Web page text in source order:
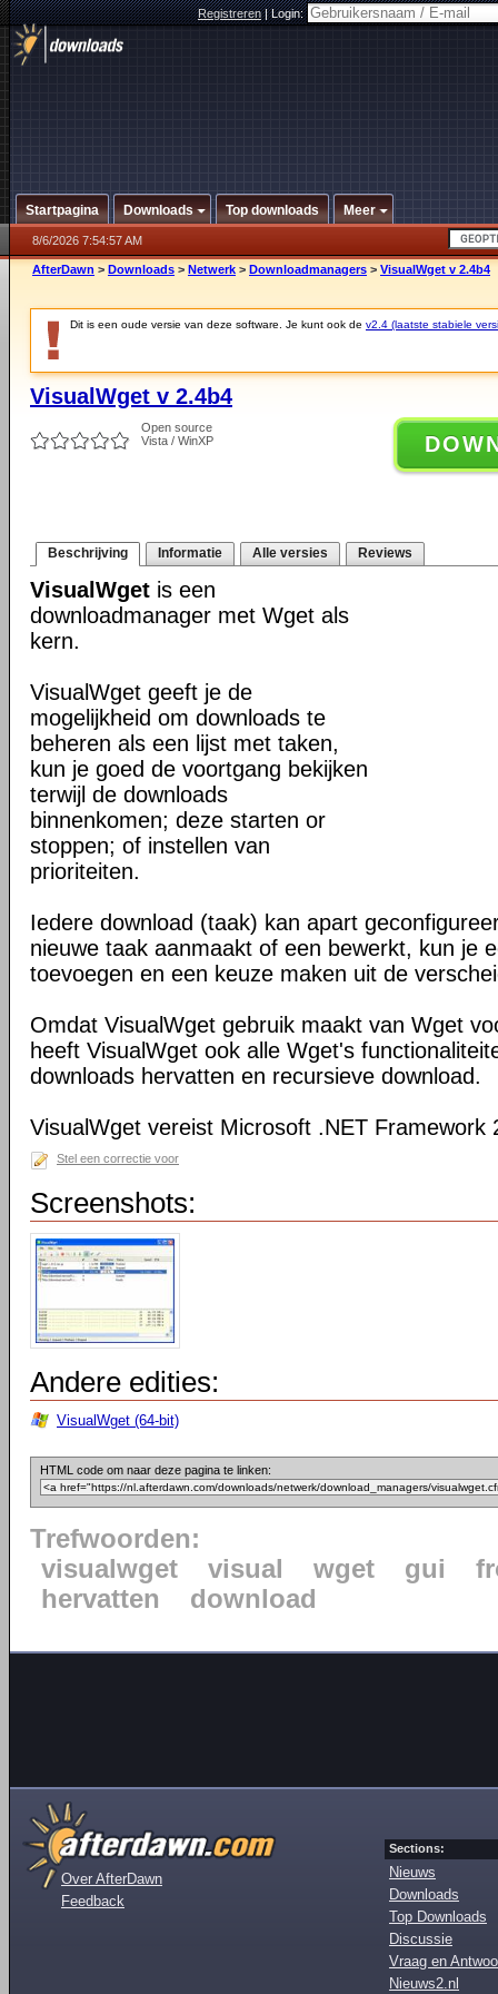
Registreren|Login:
Startpagina Downloads Top downloads Meer
8/6/2026 7:54:57 AM
AfterDawn > Downloads > Netwerk > Downloadmanagers > VisualWget v 2.4b4
Dit is een oude versie van deze software. Je kunt ook de v2.4 (laatste stabiele
VisualWget v 2.4b4
Open source
Vista / WinXP
Beschrijving Informatie Alle versies Reviews
VisualWget is een
downloadmanager met Wget als
kern.
VisualWget geeft je de
mogelijkheid om downloads te
beheren als een lijst met taken,
kun je goed de voortgang bekijken
terwijl de downloads
binnenkomen; deze starten or
stoppen; of instellen van
prioriteiten.
Iedere download (taak) kan apart
nieuwe taak aanmaakt of een bewerkt, kun je
toevoegen en een keuze maken uit de
Omdat VisualWget gebruik maakt van Wget
heeft VisualWget ook alle Wget's
downloads hervatten en recursieve download.
VisualWget vereist Microsoft .NET Framework
Stel een correctie voor
Screenshots:
Andere edities:
VisualWget (64-bit)
HTML code om naar deze pagina te linken:
Trefwoorden:
visualwget
visual wget gui
hervatten
download
Over AfterDawn
Feedback
Sections:
Nieuws
Downloads
Top Downloads
Discussie
Vraag en
Nieuws2.nl